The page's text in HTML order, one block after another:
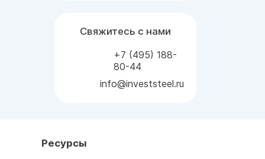
Свяжитесь с нами
+7 (495) 188-
80-44
info@investsteel.ru
Ресурсы